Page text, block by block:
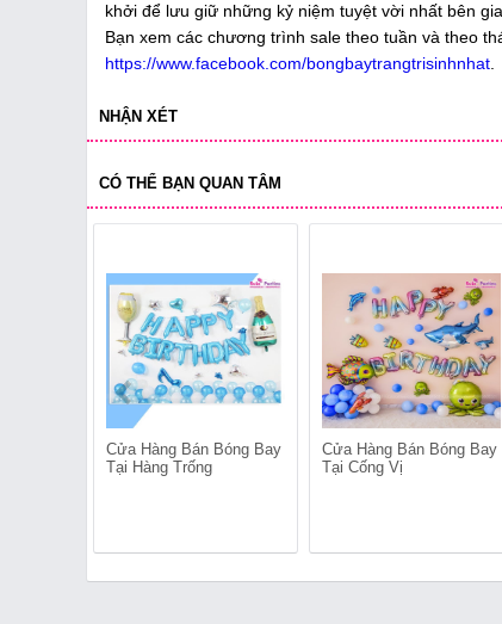
khởi để lưu giữ những kỷ niệm tuyệt vời nhất bên
Bạn xem các chương trình sale theo tuần và theo
https://www.facebook.com/bongbaytrangtrisinhnhat
NHẬN XÉT
CÓ THỂ BẠN QUAN TÂM
Cửa Hàng Bán Bóng Bay
Tại Hàng Trống
Cửa Hàng Bán Bóng Bay
Tại Cống Vị